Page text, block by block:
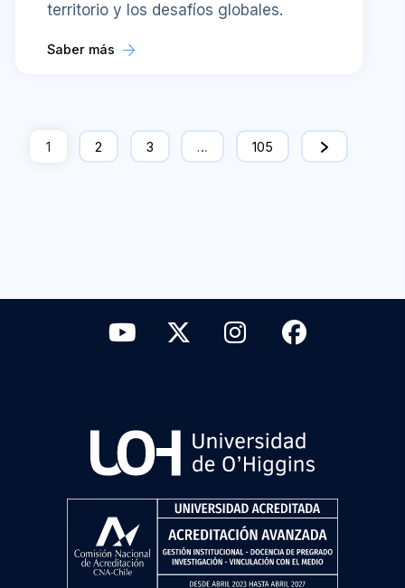
territorio y los desafíos globales.
Saber más
1 2 3 … 105